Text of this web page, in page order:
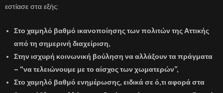
εστίασε στα εξής:
Στο χαμηλό βαθμό ικανοποίησηςτων πολιτών της Αττικής
από τη σημερινή διαχείριση,
Στην ισχυρή κοινωνική βούληση να αλλάξουν τα πράγματα
– “να τελειώνουμε με το αίσχος των χωματερών”,
Στο χαμηλό βαθμό ενημέρωσης, ειδικά σε ό,τι αφορά στα